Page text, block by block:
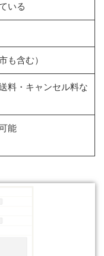
いる
も含む）
料・キャンセル料な
能